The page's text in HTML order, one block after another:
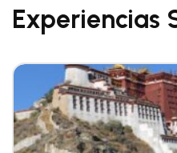
Experiencias